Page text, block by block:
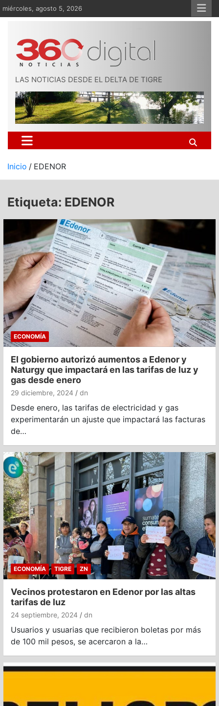
Saltar
al
miércoles, agosto 5, 2026
LAS NOTICIAS DESDE EL DELTA DE TIGRE
Inicio EDENOR
Etiqueta: EDENOR
ECONOMÍA
El gobierno autorizó aumentos a Edenor y
Naturgy que impactará en las tarifas de luz y
gas desde enero
29 diciembre, 2024 dn
Desde enero, las tarifas de electricidad y gas
experimentarán un ajuste que impactará las facturas
de…
ECONOMÍA TIGRE ZN
Vecinos protestaron en Edenor por las altas
tarifas de luz
24 septiembre, 2024 dn
Usuarios y usuarias que recibieron boletas por más
de 100 mil pesos, se acercaron a la…